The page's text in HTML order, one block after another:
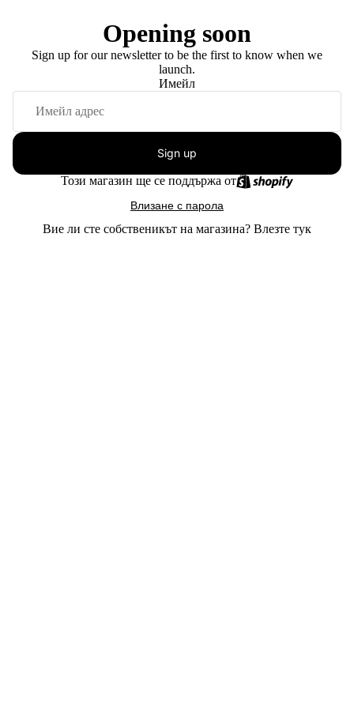
Opening soon
Sign up for our newsletter to be the first to know when we
launch.
Имейл
Sign up
Този магазин ще се поддържа от
Влизане с парола
Вие ли сте собственикът на магазина? Влезте тук